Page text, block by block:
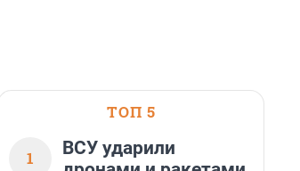
ТОП 5
1
ВСУ ударили